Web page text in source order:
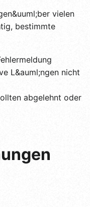
vielen
bestimmte
L&auml;ngen nicht
abgelehnt oder